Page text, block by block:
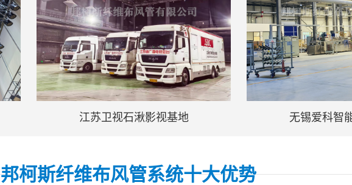
江苏卫视石湫影视基地 无锡爱科智能科技车间
邦柯斯纤维布风管系统十大优势